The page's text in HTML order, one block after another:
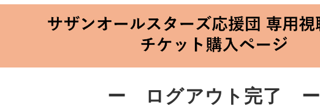
サザンオールスターズ 特別ライブ 2020
「Keep Smilin’～皆さん、ありがとうございます!!～」
2020.06.25 Thu 20:00 Start at 横浜アリーナ
ー ログアウト完了 ー